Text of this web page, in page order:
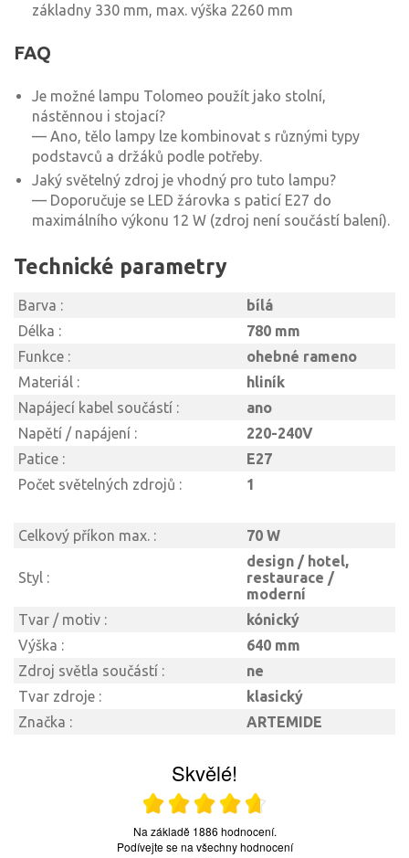
základny 330 mm, max. výška 2260 mm
FAQ
Je možné lampu Tolomeo použít jako stolní,
nástěnnou i stojací?
— Ano, tělo lampy lze kombinovat s různými typy
podstavců a držáků podle potřeby.
Jaký světelný zdroj je vhodný pro tuto lampu?
— Doporučuje se LED žárovka s paticí E27 do
maximálního výkonu 12 W (zdroj není součástí balení).
Technické parametry
Barva :
bílá
Délka :
780 mm
Funkce :
ohebné rameno
Materiál :
hliník
Napájecí kabel součástí :
ano
Napětí / napájení :
220-240V
Patice :
E27
Počet světelných zdrojů :
1
Celkový příkon max. : 70 W
Styl :
design / hotel,
restaurace /
moderní
Tvar / motiv :
kónický
Výška :
640 mm
Zdroj světla součástí :
ne
Tvar zdroje :
klasický
Značka :
ARTEMIDE